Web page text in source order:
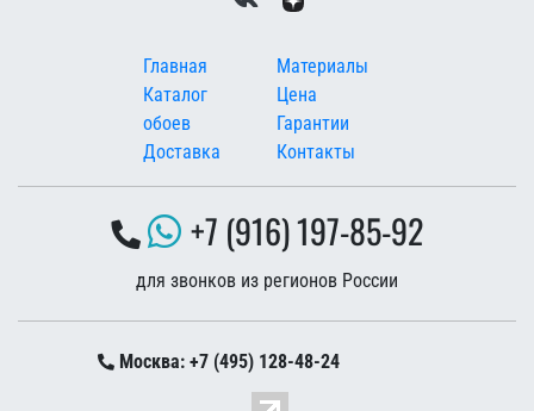
Меню в подвале
Главная
Каталог
обоев
Доставка
Материалы
Цена
Гарантии
Контакты
+7 (916) 197-85-92
для звонков из регионов России
Москва: +7 (495) 128-48-24